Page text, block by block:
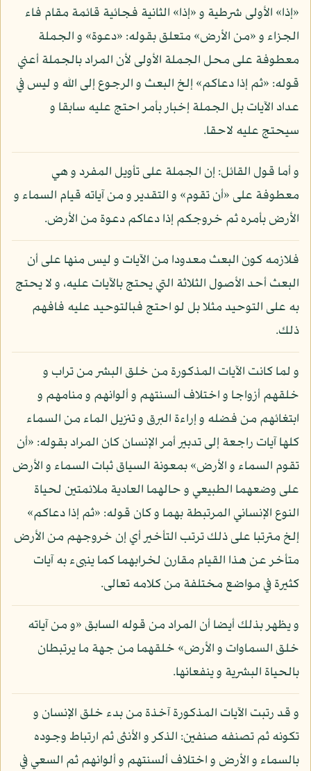
«إذا» الأولى شرطية و «إذا» الثانية فجائية قائمة مقام فاء
الجزاء و «من الأرض» متعلق بقوله: «دعوة» و الجملة
معطوفة على محل الجملة الأولى لأن المراد بالجملة أعني
قوله: «ثم إذا دعاكم» إلخ البعث و الرجوع إلى الله و ليس في
عداد الآيات بل الجملة إخبار بأمر احتج عليه سابقا و
سيحتج عليه لاحقا.
و أما قول القائل: إن الجملة على تأويل المفرد و هي
معطوفة على «أن تقوم» و التقدير و من آياته قيام السماء و
الأرض بأمره ثم خروجكم إذا دعاكم دعوة من الأرض.
فلازمه كون البعث معدودا من الآيات و ليس منها على أن
البعث أحد الأصول الثلاثة التي يحتج بالآيات عليه، و لا يحتج
به على التوحيد مثلا بل لو احتج فبالتوحيد عليه فافهم
ذلك.
و لما كانت الآيات المذكورة من خلق البشر من تراب و
خلقهم أزواجا و اختلاف ألسنتهم و ألوانهم و منامهم و
ابتغائهم من فضله و إراءة البرق و تنزيل الماء من السماء
كلها آيات راجعة إلى تدبير أمر الإنسان كان المراد بقوله: «أن
تقوم السماء و الأرض» بمعونة السياق ثبات السماء و الأرض
على وضعهما الطبيعي و حالهما العادية ملائمتين لحياة
النوع الإنساني المرتبطة بهما و كان قوله: «ثم إذا دعاكم»
إلخ مترتبا على ذلك ترتب التأخير أي إن خروجهم من الأرض
متأخر عن هذا القيام مقارن لخرابهما كما ينبىء به آيات
كثيرة في مواضع مختلفة من كلامه تعالى.
و يظهر بذلك أيضا أن المراد من قوله السابق «و من آياته
خلق السماوات و الأرض» خلقهما من جهة ما يرتبطان
بالحياة البشرية و ينفعانها.
و قد رتبت الآيات المذكورة آخذة من بدء خلق الإنسان و
تكونه ثم تصنفه صنفين: الذكر و الأنثى ثم ارتباط وجوده
بالسماء و الأرض و اختلاف ألسنتهم و ألوانهم ثم السعي في